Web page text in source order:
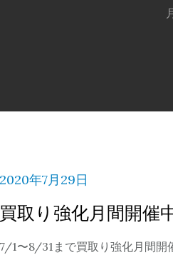
2020年7月29日
買取り強化月間開催
7/1〜8/31まで買取り強化月間開